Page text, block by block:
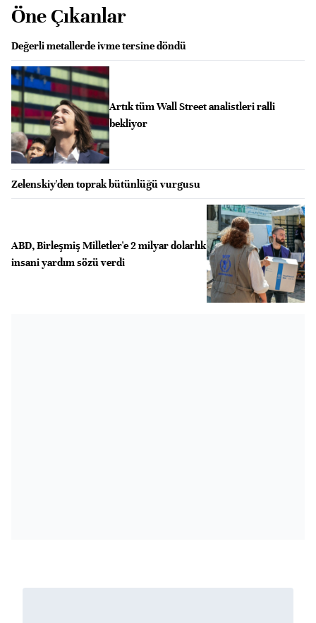
Öne Çıkanlar
Değerli metallerde ivme tersine döndü
Artık tüm Wall Street analistleri ralli
bekliyor
Zelenskiy'den toprak bütünlüğü vurgusu
ABD, Birleşmiş Milletler'e 2 milyar dolarlık
insani yardım sözü verdi